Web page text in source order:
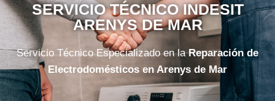
SERVICIO TÉCNICO INDESIT
ARENYS DE MAR
Servicio Técnico Especializado en laReparación de
Electrodomésticos en Arenys de Mar